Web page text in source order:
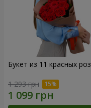
Букет из 11 красных роз
1 293 грн